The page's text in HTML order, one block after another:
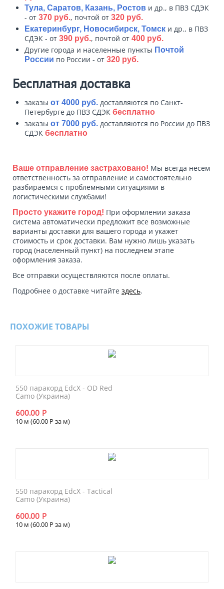
Тула, Саратов, Казань, Ростов и др., в ПВЗ СДЭК
- от 370 руб., почтой от 320 руб.
Екатеринбург, Новосибирск, Томск и др., в ПВЗ
СДЭК - от 390 руб., почтой от 400 руб.
Другие города и населенные пункты Почтой
России по России - от 320 руб.
Бесплатная доставка
заказы от 4000 руб. доставляются по Санкт-
Петербурге до ПВЗ СДЭК бесплатно
заказы от 7000 руб. доставляются по России до ПВЗ
СДЭК бесплатно
Ваше отправление застраховано! Мы всегда несем
ответственность за отправление и самостоятельно
разбираемся с проблемными ситуациями в
логистическими службами!
Просто укажите город! При оформлении заказа
система автоматически предложит все возможные
варианты доставки для вашего города и укажет
стоимость и срок доставки. Вам нужно лишь указать
город (населенный пункт) на последнем этапе
оформления заказа.
Все отправки осуществляются после оплаты.
Подробнее о доставке читайте здесь.
ПОХОЖИЕ ТОВАРЫ
550 паракорд EdcX - OD Red
Camo (Украина)
600.00 Р
10 м (60.00 Р за м)
550 паракорд EdcX - Tactical
Camo (Украина)
600.00 Р
10 м (60.00 Р за м)